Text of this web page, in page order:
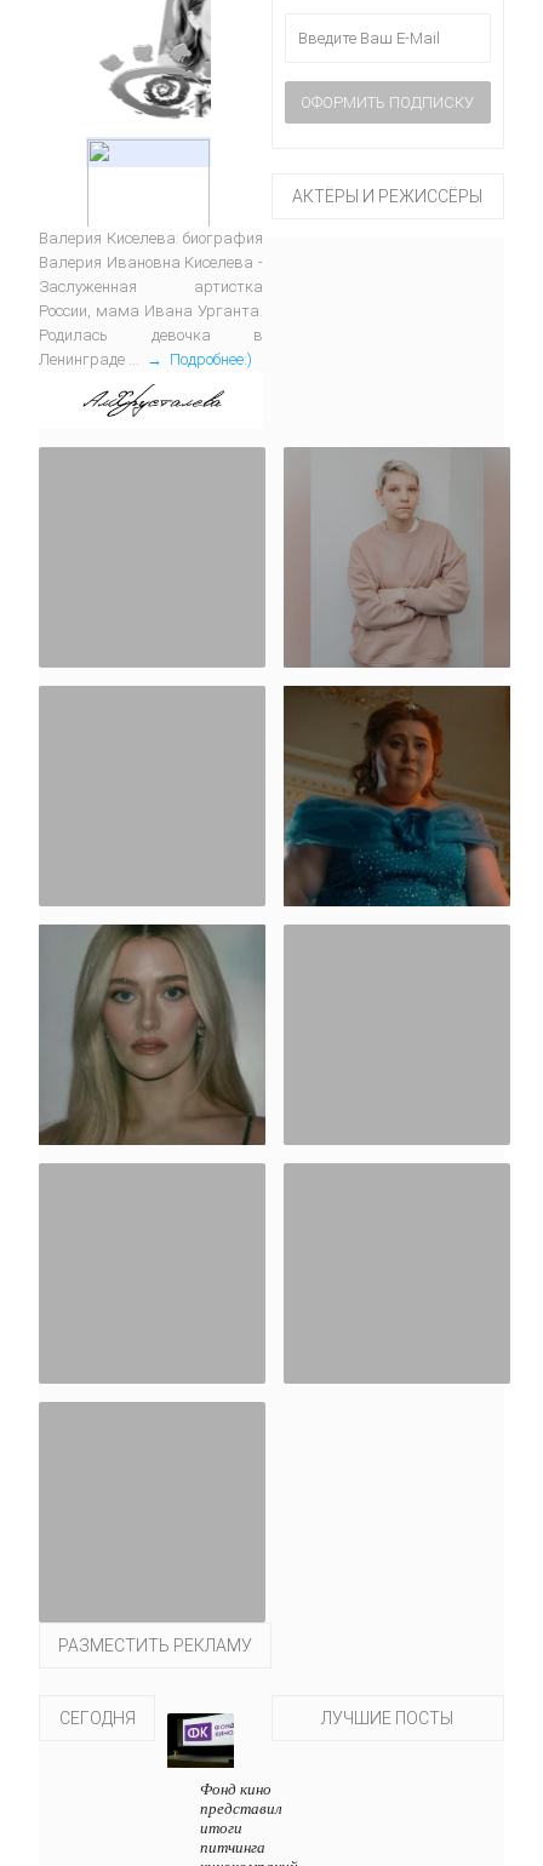
Валерия Киселева: биография
Валерия Ивановна Киселева -
Заслуженная артистка
России, мама Ивана Урганта.
Родилась девочка в
Ленинграде ... → Подробнее:)
АКТЁРЫ И РЕЖИССЁРЫ
РАЗМЕСТИТЬ РЕКЛАМУ
СЕГОДНЯ
Фонд кино
представил
итоги
питчинга
ЛУЧШИЕ ПОСТЫ